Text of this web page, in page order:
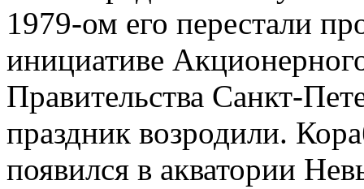
1979-ом его перестали
инициативе
Правительства Санкт-
праздник возродили.
появился в акватории